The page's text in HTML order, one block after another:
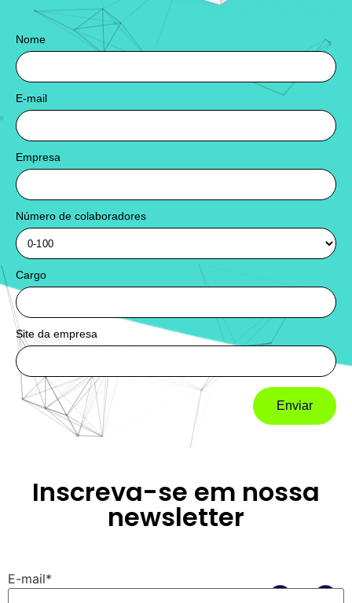
Nome
E-mail
Empresa
Número de colaboradores
Cargo
Site da empresa
Inscreva-se em nossa
newsletter
E-mail*